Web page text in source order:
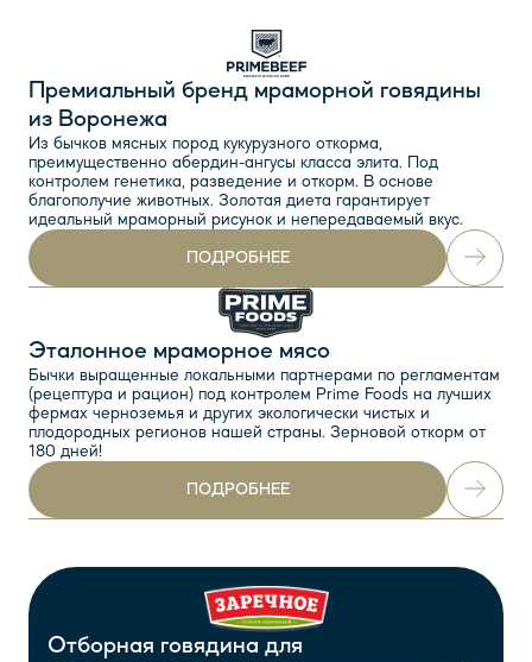
Премиальный бренд мраморной говядины
из Воронежа
Из бычков мясных пород кукурузного откорма,
преимущественно абердин-ангусы класса элита. Под
контролем генетика, разведение и откорм. В основе
благополучие животных. Золотая диета гарантирует
идеальный мраморный рисунок и непередаваемый вкус.
ПОДРОБНЕЕ
Эталонное мраморное мясо
Бычки выращенные локальными партнерами по регламентам
(рецептура и рацион) под контролем Prime Foods на лучших
фермах черноземья и других экологически чистых и
плодородных регионов нашей страны. Зерновой откорм от
180 дней!
ПОДРОБНЕЕ
Отборная говядина для